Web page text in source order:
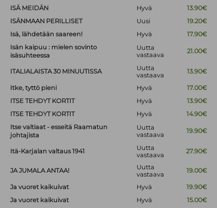
ISÄ MEIDÄN Hyvä
13.90€
ISÄNMAAN PERILLISET
Uusi
19.20€
Isä, lähdetään saareen!
Hyvä
17.90€
Isän kaipuu : mielen sovinto
isäsuhteessa
Uutta
vastaava
21.00€
ITALIALAISTA 30 MINUUTISSA
Uutta
vastaava
13.90€
Itke, tyttö pieni Hyvä
17.00€
ITSE TEHDYT KORTIT
Hyvä
13.90€
ITSE TEHDYT KORTIT
Hyvä
14.90€
Itse valtiaat - esseitä Raamatun
johtajista
Uutta
vastaava
19.90€
Itä-Karjalan valtaus 1941
Uutta
vastaava
27.90€
JA JUMALA ANTAA!
Uutta
vastaava
19.00€
Ja vuoret kaikuivat Hyvä
19.90€
Ja vuoret kaikuivat
Hyvä
15.00€